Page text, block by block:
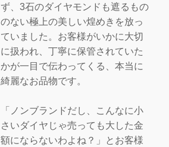
ず、3石のダイヤモンドも遮るもの
のない極上の美しい煌めきを放っ
ていました。お客様がいかに大切
に扱われ、丁寧に保管されていた
かが一目で伝わってくる、本当に
綺麗なお品物です。
「ノンブランドだし、こんなに小
さいダイヤじゃ売っても大した金
額にならないわよね？」とお客様